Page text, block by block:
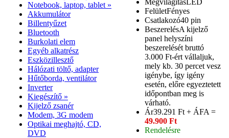
Notebook, laptop, tablet »
Akkumulátor
Billentyűzet
Bluetooth
Burkolati elem
Egyéb alkatrész
Eszközillesztő
Hálózati töltő, adapter
Hűtőborda, ventilátor
Inverter
Kiegészítő »
Kijelző zsanér
Modem, 3G modem
Optikai meghajtó, CD,
DVD
FelületFényes
Csatlakozó40 pin
BeszerelésA kijelző
panel helyszíni
beszerelését bruttó
3.000 Ft-ért vállaljuk,
mely kb. 30 percet vesz
igénybe, így igény
esetén, előre egyeztetett
időpontban meg is
várható.
Ár39.291 Ft + ÁFA =
49.900 Ft
Rendelésre